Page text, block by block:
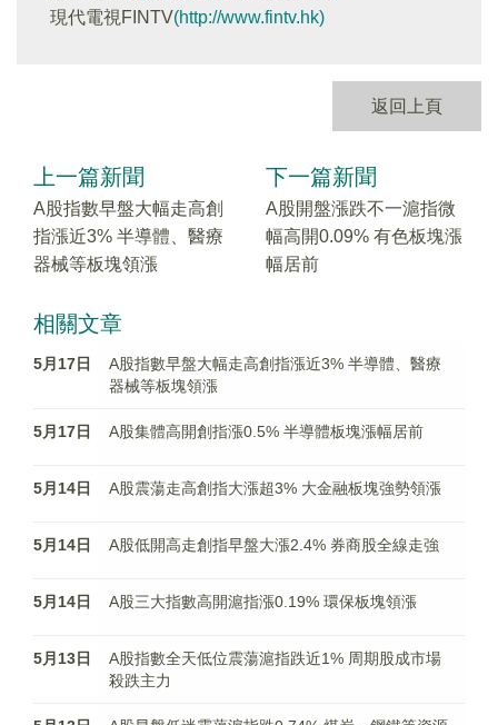
現代電視FINTV(http://www.fintv.hk)
返回上頁
上一篇新聞
A股指數早盤大幅走高創
指漲近3% 半導體、醫療
器械等板塊領漲
下一篇新聞
A股開盤漲跌不一滬指微
幅高開0.09% 有色板塊漲
幅居前
相關文章
5月17日
A股指數早盤大幅走高創指漲近3% 半導體、醫療
器械等板塊領漲
5月17日 A股集體高開創指漲0.5% 半導體板塊漲幅居前
5月14日 A股震蕩走高創指大漲超3% 大金融板塊強勢領漲
5月14日 A股低開高走創指早盤大漲2.4% 券商股全線走強
5月14日 A股三大指數高開滬指漲0.19% 環保板塊領漲
5月13日
A股指數全天低位震蕩滬指跌近1% 周期股成市場
殺跌主力